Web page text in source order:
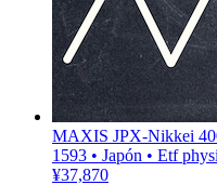
MAXIS JPX-Nikkei
1593 • Japón • Etf
¥37,870